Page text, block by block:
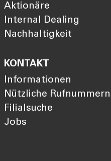
Aktionäre
Internal Dealing
Nachhaltigkeit
KONTAKT
Informationen
Nützliche Rufnummern
Filialsuche
Jobs